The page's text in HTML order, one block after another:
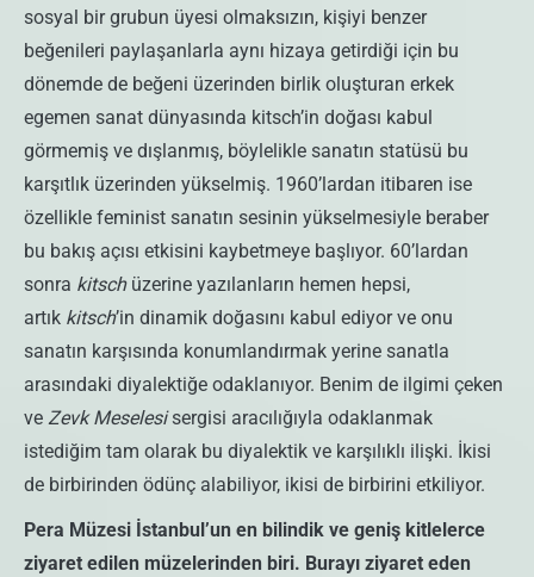
sosyal bir grubun üyesi olmaksızın, kişiyi benzer
beğenileri paylaşanlarla aynı hizaya getirdiği için bu
dönemde de beğeni üzerinden birlik oluşturan erkek
egemen sanat dünyasında kitsch’in doğası kabul
görmemiş ve dışlanmış, böylelikle sanatın statüsü bu
karşıtlık üzerinden yükselmiş. 1960’lardan itibaren ise
özellikle feminist sanatın sesinin yükselmesiyle beraber
bu bakış açısı etkisini kaybetmeye başlıyor. 60’lardan
sonra kitschüzerine yazılanların hemen hepsi,
artık kitsch’in dinamik doğasını kabul ediyor ve onu
sanatın karşısında konumlandırmak yerine sanatla
arasındaki diyalektiğe odaklanıyor. Benim de ilgimi çeken
ve Zevk Meselesisergisi aracılığıyla odaklanmak
istediğim tam olarak bu diyalektik ve karşılıklı ilişki. İkisi
de birbirinden ödünç alabiliyor, ikisi de birbirini etkiliyor.
Pera Müzesi İstanbul’un en bilindik ve geniş kitlelerce
ziyaret edilen müzelerinden biri. Burayı ziyaret eden